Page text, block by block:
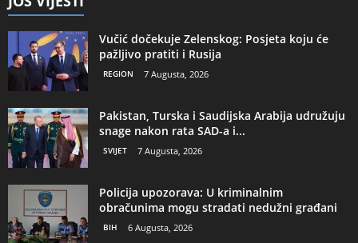
Vučić dočekuje Zelenskog: Posjeta koju će
pažljivo pratiti i Rusija
REGION 7 Augusta, 2026
Pakistan, Turska i Saudijska Arabija udružuju
snage nakon rata SAD-a i...
SVIJET 7 Augusta, 2026
Policija upozorava: U kriminalnim
obračunima mogu stradati nedužni građani
BIH 6 Augusta, 2026